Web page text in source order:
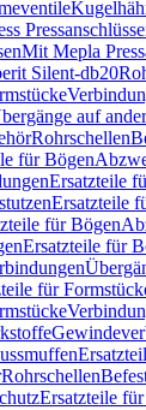
Mit Mepla
Silent-db20
auf
Rohrschellen
für Bögen
Ersatzteile
Ersatzteile
für Bögen
Ersatzteile für
für
Rohrschellen
Ersatzteile